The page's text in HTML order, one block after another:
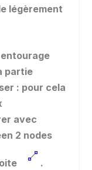
légèrement
partie
: pour cela
avec
2 nodes
.